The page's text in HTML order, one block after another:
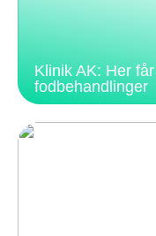
Klinik AK: Her
fodbehandlinger